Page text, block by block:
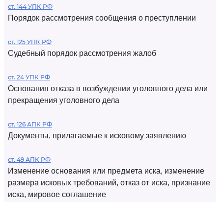
ст. 144 УПК РФ
Порядок рассмотрения сообщения о преступлении
ст. 125 УПК РФ
Судебный порядок рассмотрения жалоб
ст. 24 УПК РФ
Основания отказа в возбуждении уголовного дела или
прекращения уголовного дела
ст. 126 АПК РФ
Документы, прилагаемые к исковому заявлению
ст. 49 АПК РФ
Изменение основания или предмета иска, изменение
размера исковых требований, отказ от иска, признание
иска, мировое соглашение